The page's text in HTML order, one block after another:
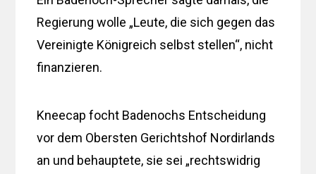
Regierung wolle „Leute, die sich gegen das
Vereinigte Königreich selbst stellen“, nicht
finanzieren.
Kneecap focht Badenochs Entscheidung
vor dem Obersten Gerichtshof Nordirlands
an und behauptete, sie sei „rechtswidrig